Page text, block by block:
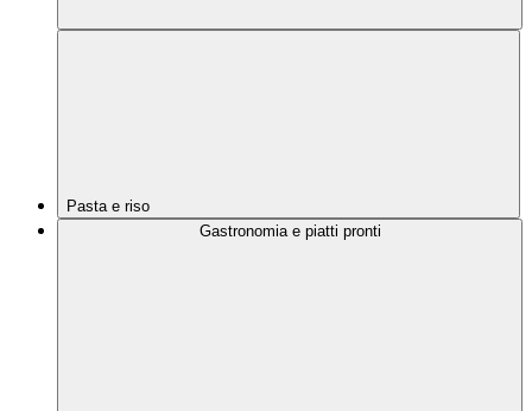
Pasta e riso
Gastronomia e piatti pronti